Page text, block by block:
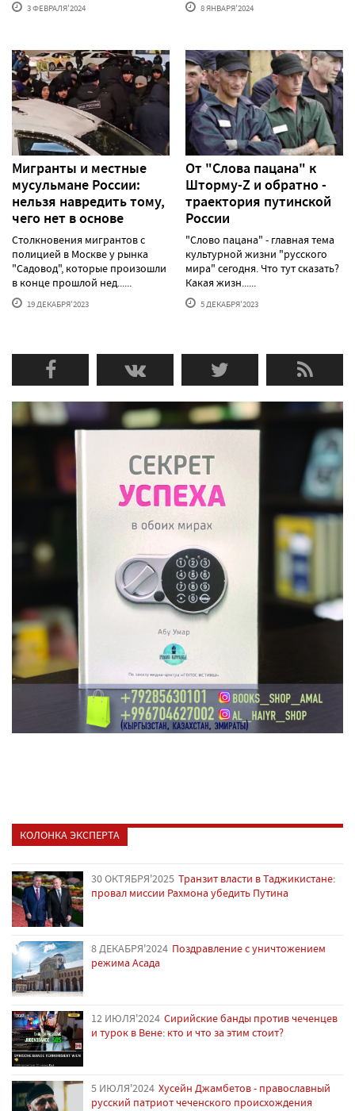
3 ФЕВРАЛЯ'2024 8 ЯНВАРЯ'2024
Мигранты и местные
мусульмане России:
нельзя навредить тому,
чего нет в основе
Столкновения мигрантов с
полицией в Москве у рынка
"Садовод", которые произошли
в конце прошлой нед......
19 ДЕКАБРЯ'2023
От "Слова пацана" к
Шторму-Z и обратно -
траектория путинской
России
"Слово пацана" - главная тема
культурной жизни "русского
мира" сегодня. Что тут сказать?
Какая жизн......
5 ДЕКАБРЯ'2023
КОЛОНКА ЭКСПЕРТА
30 ОКТЯБРЯ'2025 Транзит власти в Таджикистане:
провал миссии Рахмона убедить Путина
8 ДЕКАБРЯ'2024 Поздравление с уничтожением
режима Асада
12 ИЮЛЯ'2024 Сирийские банды против чеченцев
и турок в Вене: кто и что за этим стоит?
5 ИЮЛЯ'2024 Хусейн Джамбетов - православный
русский патриот чеченского происхождения